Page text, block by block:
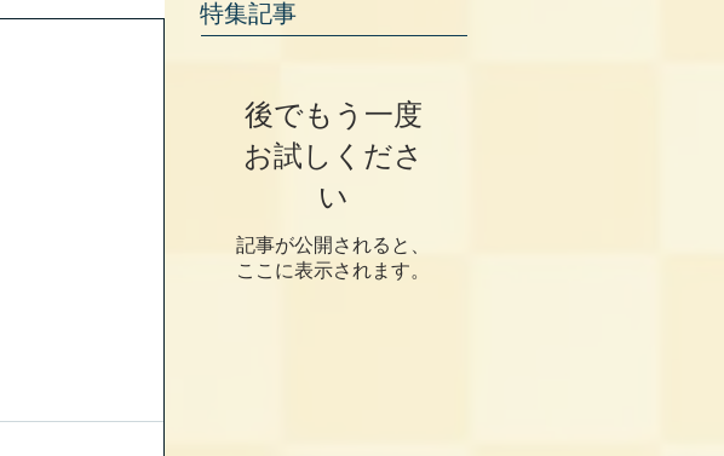
特集記事
後でもう一度
お試しくださ
い
記事が公開されると、
ここに表示されます。